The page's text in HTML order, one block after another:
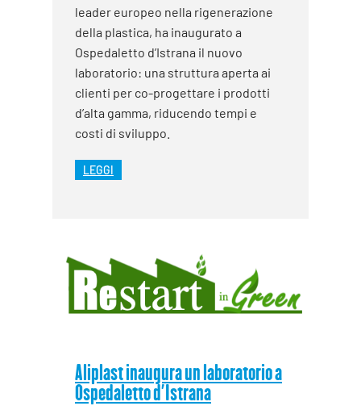
leader europeo nella rigenerazione
della plastica, ha inaugurato a
Ospedaletto d’Istrana il nuovo
laboratorio: una struttura aperta ai
clienti per co-progettare i prodotti
d’alta gamma, riducendo tempi e
costi di sviluppo.
LEGGI
Aliplast inaugura un laboratorio a
Ospedaletto d’Istrana